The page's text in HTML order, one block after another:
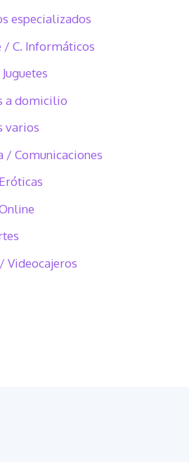
especializados
/ C. Informáticos
a domicilio
varios
/ Comunicaciones
Videocajeros